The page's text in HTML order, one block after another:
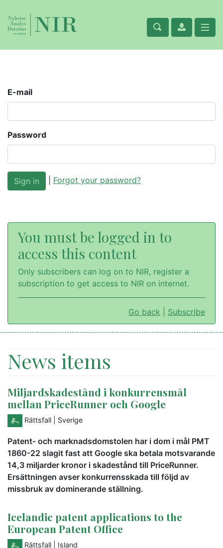
E-mail
Password
Forgot your password?
You must be logged in to
access this content
Only subscribers can log on to NIR, register a
subscription to get access to NIR on internet.
Go back Subscribe
News items
Miljardskadestånd i konkurrensmål
mellan PriceRunner och Google
Rättsfall | Sverige
Patent- och marknadsdomstolen har i dom i mål PMT
1860-22 slagit fast att Google ska betala motsvarande
14,3 miljarder kronor i skadestånd till PriceRunner.
Ersättningen avser konkurrensskada till följd av
missbruk av dominerande ställning.
Icelandic patent applications to the
European Patent Office
Rättsfall | Island